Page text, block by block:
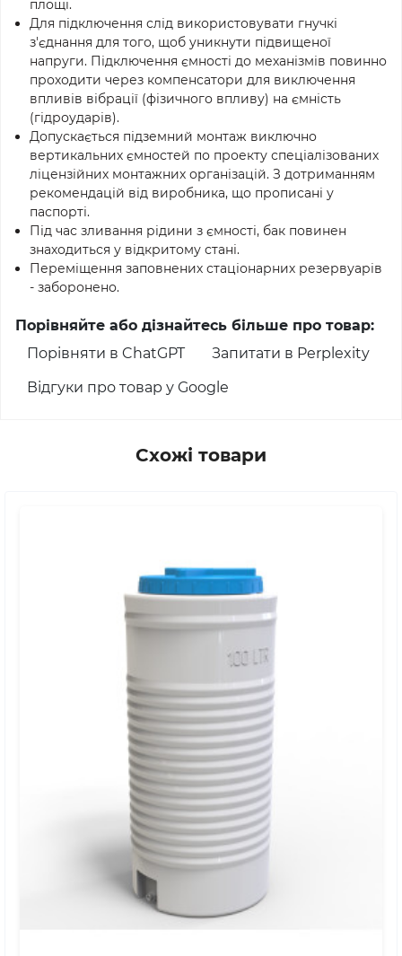
площі.
Для підключення слід використовувати гнучкі
з'єднання для того, щоб уникнути підвищеної
напруги. Підключення ємності до механізмів повинно
проходити через компенсатори для виключення
впливів вібрації (фізичного впливу) на ємність
(гідроударів).
Допускається підземний монтаж виключно
вертикальних ємностей по проекту спеціалізованих
ліцензійних монтажних організацій. З дотриманням
рекомендацій від виробника, що прописані у
паспорті.
Під час зливання рідини з ємності, бак повинен
знаходиться у відкритому стані.
Переміщення заповнених стаціонарних резервуарів
- заборонено.
Порівняйте або дізнайтесь більше про товар:
Порівняти в ChatGPT
Запитати в Perplexity
Відгуки про товар у Google
Схожі товари